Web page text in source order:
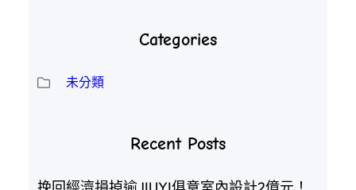
Categories
未分類
Recent Posts